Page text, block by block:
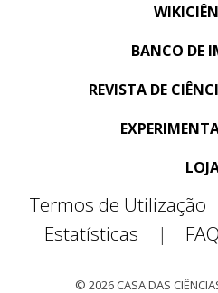
BANCO DE
REVISTA DE
Termos de Utilização
Estatísticas
|
© 2026 CASA DAS